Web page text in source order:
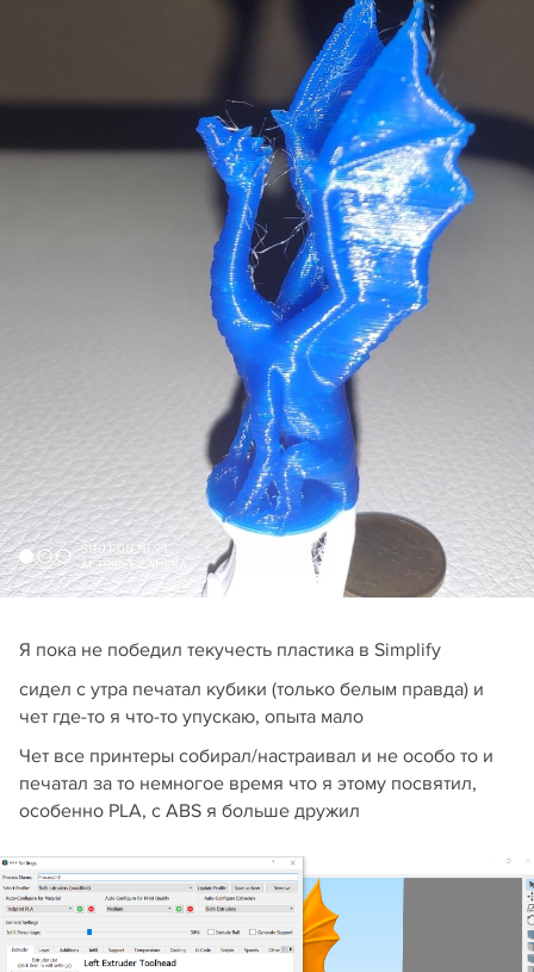
Я пока не победил текучесть пластика в Simplify
сидел с утра печатал кубики (только белым правда) и
чет где-то я что-то упускаю, опыта мало
Чет все принтеры собирал/настраивал и не особо то и
печатал за то немногое время что я этому посвятил,
особенно PLA, с ABS я больше дружил